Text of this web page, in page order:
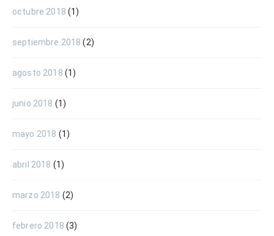
octubre 2018 (1)
septiembre 2018 (2)
agosto 2018 (1)
junio 2018 (1)
mayo 2018 (1)
abril 2018 (1)
marzo 2018 (2)
febrero 2018 (3)